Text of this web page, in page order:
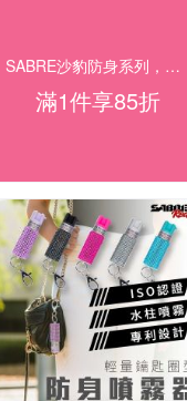
SABRE沙豹防身系列，結帳85折！
滿1件享85折